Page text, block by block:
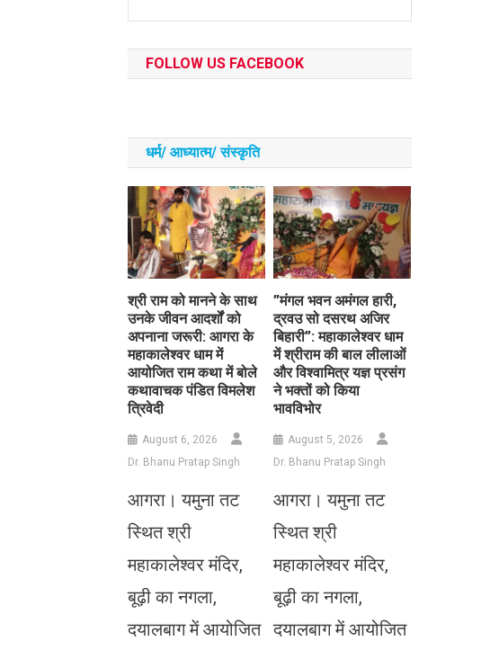
FOLLOW US FACEBOOK
धर्म/ आध्‍यात्‍म/ संस्‍कृति
​श्री राम को मानने के साथ
उनके जीवन आदर्शों को
अपनाना जरूरी: आगरा के
महाकालेश्वर धाम में
आयोजित राम कथा में बोले
कथावाचक पंडित विमलेश
त्रिवेदी
August 6, 2026
Dr. Bhanu Pratap Singh
आगरा। यमुना तट
स्थित श्री
महाकालेश्वर मंदिर,
बूढ़ी का नगला,
दयालबाग में आयोजित
​”मंगल भवन अमंगल हारी,
द्रवउ सो दसरथ अजिर
बिहारी”: महाकालेश्वर धाम
में श्रीराम की बाल लीलाओं
और विश्वामित्र यज्ञ प्रसंग
ने भक्तों को किया
भावविभोर
August 5, 2026
Dr. Bhanu Pratap Singh
आगरा। यमुना तट
स्थित श्री
महाकालेश्वर मंदिर,
बूढ़ी का नगला,
दयालबाग में आयोजित